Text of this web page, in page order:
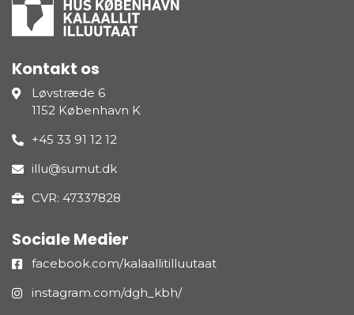
Kontakt os
Løvstræde 6
1152 København K
+45 33 91 12 12
illu@sumut.dk
CVR: 47337828
Sociale Medier
facebook.com/kalaallitilluutaat
instagram.com/dgh_kbh/